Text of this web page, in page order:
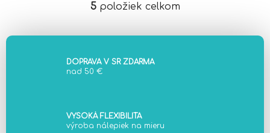
O
l
d
e
5položiek celkom
DOPRAVA V SR ZDARMA
nad 50 €
VYSOKÁ FLEXIBILITA
výroba nálepiek na mieru